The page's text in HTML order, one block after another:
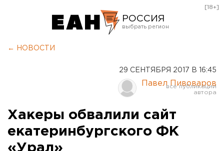
РОССИЯ
Курган
Оренбург
[18+]
← НОВОСТИ
29 СЕНТЯБРЯ 2017 В 16:45
Павел Пивоваров
Хакеры обвалили сайт
екатеринбургского ФК
«Урал»